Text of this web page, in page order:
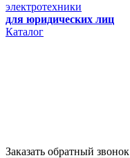
электротехники
для юридических лиц
Каталог
Заказать обратный звонок